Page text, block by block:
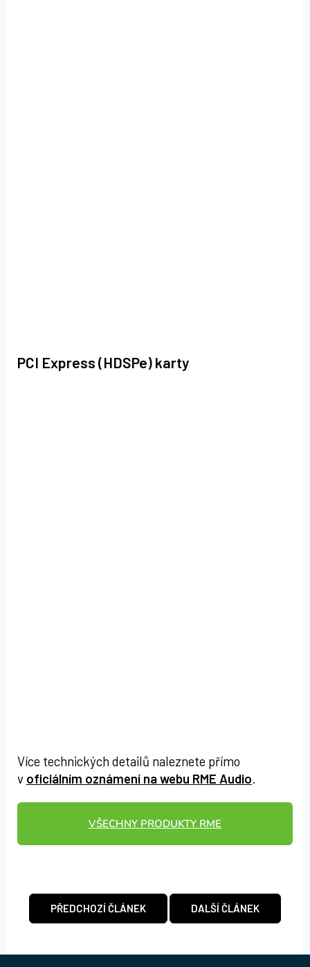
PCI Express (HDSPe) karty
Více technických detailů naleznete přímo
v oficiálním oznámení na webu RME Audio.
VŠECHNY PRODUKTY RME
PŘEDCHOZÍ ČLÁNEK DALŠÍ ČLÁNEK